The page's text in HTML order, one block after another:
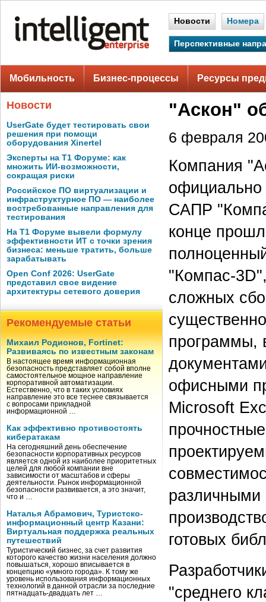
Новости Номера
Перспективные
Мобильность Бизнес-процессы Ресурсы
Новости
UserGate будет тестировать свои
решения при помощи
оборудования Xinertel
Эксперты на Т1 Форуме: как
множить ИИ-возможности,
сокращая риски
Российское ПО виртуализации и
инфраструктурное ПО — наиболее
востребованные направления для
тестирования
На Т1 Форуме вывели формулу
эффективности ИТ с точки зрения
бизнеса: меньше тратить, больше
зарабатывать
Open Conf 2026: UserGate
представил свое видение
архитектуры сетевого доверия
Рекомендуемые статьи
Михаил Родионов, Fortinet:
Развиваясь по известным законам
В настоящее время информационная
безопасность представляет собой вполне
самостоятельное мощное направление
корпоративной автоматизации.
Естественно, что в таких условиях
направление это все теснее связывается
с вопросами прикладной
информационной …
Как эффективно противостоять
кибератакам
На сегодняшний день обеспечение
безопасности корпоративных ресурсов
является одной из наиболее приоритетных
целей для любой компании вне
зависимости от масштабов и сферы
деятельности. Рынок информационной
безопасности развивается, а это значит,
что и …
Наталья Абрамович, Туристско-
информационный центр Казани:
Виртуальная поддержка реальных
путешествий
Туристический бизнес, за счет развития
которого качество жизни населения должно
повышаться, хорошо вписывается в
концепцию «умного города». К тому же
уровень использования информационных
технологий в данной отрасли за последние
пятнадцать-двадцать лет …
"Аскон"
6 февраля
Компания
официально
САПР
конце
"Компас-
сложных
программы,
офисными
Microsoft
различными
готовых
"среднего